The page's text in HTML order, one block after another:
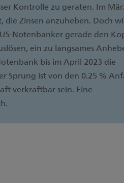
Kontrolle zu geraten. Im
die Zinsen anzuheben. Doch
Notenbanker gerade den
ein zu langsames
bis im April 2023 die
Sprung ist von den 0.25 %
verkraftbar sein. Eine